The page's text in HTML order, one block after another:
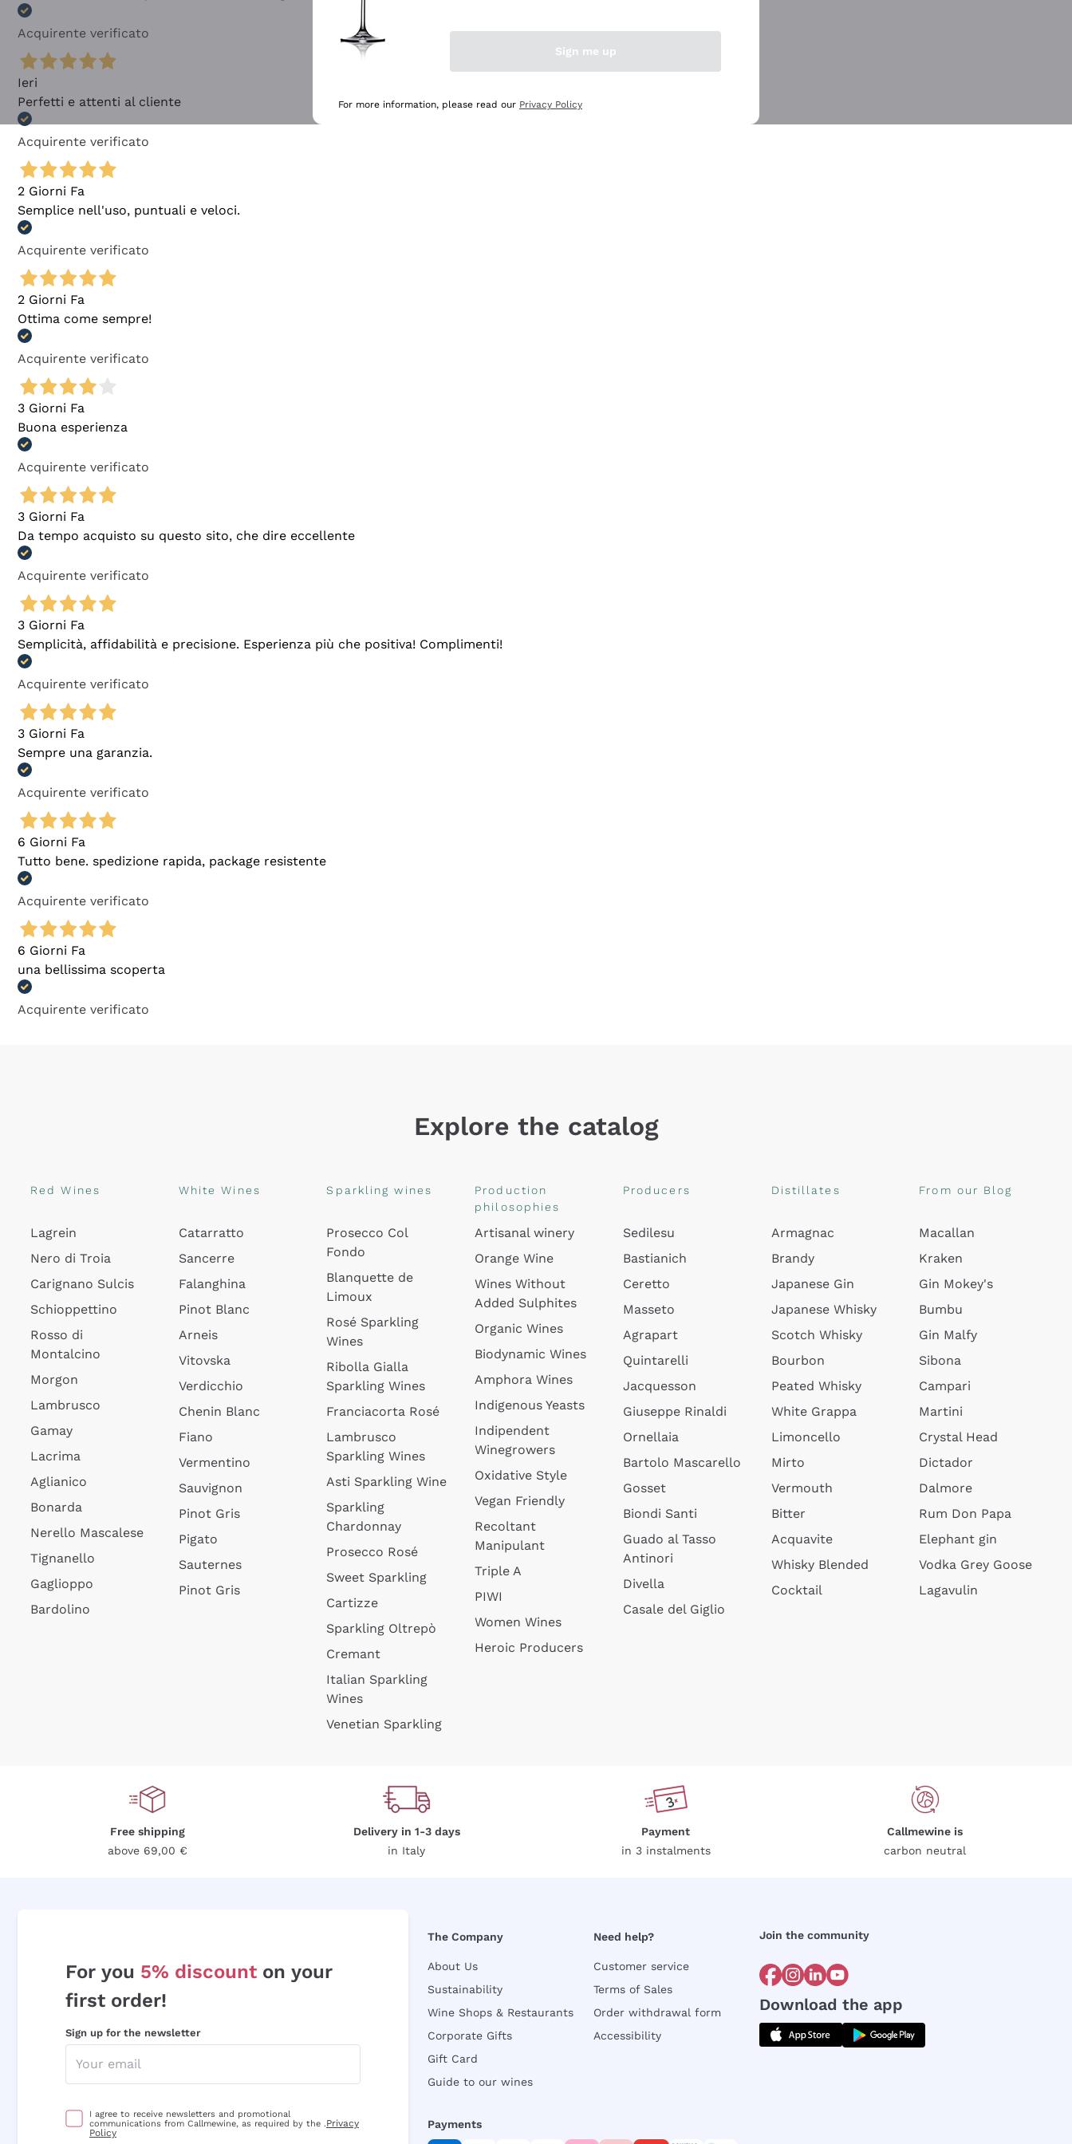
Acquirente verificato
Ieri
Perfetti e attenti al cliente
Acquirente verificato
2 Giorni Fa
Semplice nell'uso, puntuali e veloci.
Acquirente verificato
2 Giorni Fa
Ottima come sempre!
Acquirente verificato
3 Giorni Fa
Buona esperienza
Acquirente verificato
3 Giorni Fa
Da tempo acquisto su questo sito, che dire eccellente
Acquirente verificato
3 Giorni Fa
Semplicità, affidabilità e precisione. Esperienza più che positiva! Complimenti!
Acquirente verificato
3 Giorni Fa
Sempre una garanzia.
Acquirente verificato
6 Giorni Fa
Tutto bene. spedizione rapida, package resistente
Acquirente verificato
6 Giorni Fa
una bellissima scoperta
Acquirente verificato
Explore the catalog
Red Wines
Lagrein
Nero di Troia
Carignano Sulcis
Schioppettino
Rosso di
Montalcino
Morgon
Lambrusco
Gamay
Lacrima
Aglianico
Bonarda
Nerello Mascalese
Tignanello
Gaglioppo
Bardolino
White Wines
Catarratto
Sancerre
Falanghina
Pinot Blanc
Arneis
Vitovska
Verdicchio
Chenin Blanc
Fiano
Vermentino
Sauvignon
Pinot Gris
Pigato
Sauternes
Pinot Gris
Sparkling wines
Prosecco Col
Fondo
Blanquette de
Limoux
Rosé Sparkling
Wines
Ribolla Gialla
Sparkling Wines
Franciacorta Rosé
Lambrusco
Sparkling Wines
Asti Sparkling Wine
Sparkling
Chardonnay
Prosecco Rosé
Sweet Sparkling
Cartizze
Sparkling Oltrepò
Cremant
Italian Sparkling
Wines
Venetian Sparkling
Production
philosophies
Artisanal winery
Orange Wine
Wines Without
Added Sulphites
Organic Wines
Biodynamic Wines
Amphora Wines
Indigenous Yeasts
Indipendent
Winegrowers
Oxidative Style
Vegan Friendly
Recoltant
Manipulant
Triple A
PIWI
Women Wines
Heroic Producers
Producers
Sedilesu
Bastianich
Ceretto
Masseto
Agrapart
Quintarelli
Jacquesson
Giuseppe Rinaldi
Ornellaia
Bartolo Mascarello
Gosset
Biondi Santi
Guado al Tasso
Antinori
Divella
Casale del Giglio
Distillates
Armagnac
Brandy
Japanese Gin
Japanese Whisky
Scotch Whisky
Bourbon
Peated Whisky
White Grappa
Limoncello
Mirto
Vermouth
Bitter
Acquavite
Whisky Blended
Cocktail
From our Blog
Macallan
Kraken
Gin Mokey's
Bumbu
Gin Malfy
Sibona
Campari
Martini
Crystal Head
Dictador
Dalmore
Rum Don Papa
Elephant gin
Vodka Grey Goose
Lagavulin
Free shipping
above 69,00 €
Delivery in 1-3 days
in Italy
Payment
in 3 instalments
Callmewine is
carbon neutral
For you 5% discount on your
first order!
Sign up for the newsletter
I agree to receive newsletters and promotional
communications from Callmewine, as required by the .Privacy
Policy
The Company
About Us
Sustainability
Wine Shops & Restaurants
Corporate Gifts
Gift Card
Guide to our wines
Need help?
Customer service
Terms of Sales
Order withdrawal form
Accessibility
Join the community
Download the app
Payments
Sign me up
For more information, please read our Privacy Policy